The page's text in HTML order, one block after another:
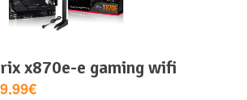
x870e-e gaming wifi